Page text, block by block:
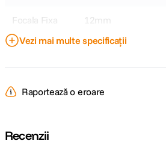
Focala Fixa 12mm
Diafragma
DETALII PRODUCATOR
Vezi mai multe specificații
Raportează o eroare
Recenzii